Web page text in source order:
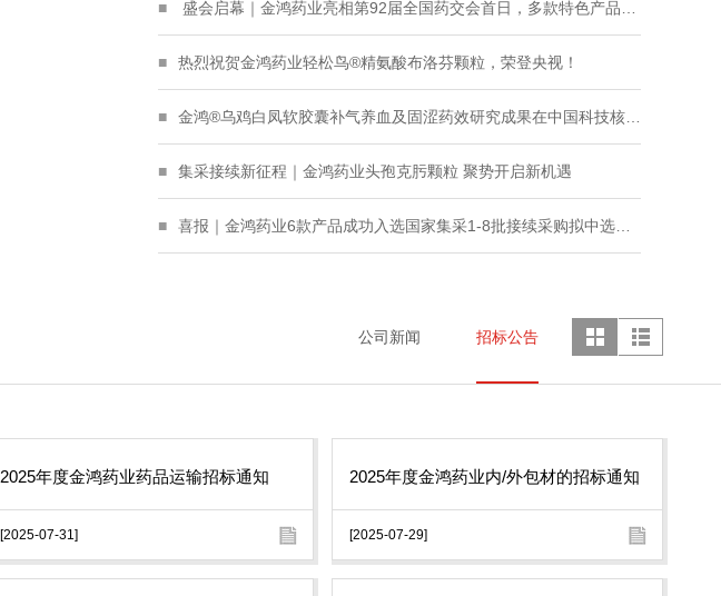
盛会启幕｜金鸿药业亮相第92届全国药交会首日，多款特色产品备受关注
热烈祝贺金鸿药业轻松鸟®精氨酸布洛芬颗粒，荣登央视！
金鸿®乌鸡白凤软胶囊补气养血及固涩药效研究成果在中国科技核心期刊发表
集采接续新征程｜金鸿药业头孢克肟颗粒 聚势开启新机遇
喜报｜金鸿药业6款产品成功入选国家集采1-8批接续采购拟中选名单！
公司新闻 招标公告
2025年度金鸿药业药品运输招标通知
[2025-07-31]
2025年度金鸿药业内/外包材的招标通知
[2025-07-29]